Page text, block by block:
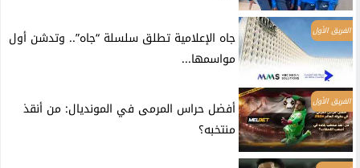
الفريق الأول
جاه الإعلامية تطلق سلسلة “جاه”.. وتدشن أول
مواسمها...
الفريق الأول
أفضل حراس المرمى في المونديال: من أنقذ
منتخبه؟